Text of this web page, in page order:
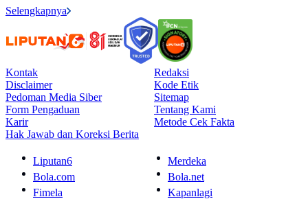
Selengkapnya
Kontak
Redaksi
Disclaimer
Kode Etik
Pedoman Media Siber
Sitemap
Form Pengaduan
Tentang Kami
Karir
Metode Cek Fakta
Hak Jawab dan Koreksi Berita
Liputan6
Merdeka
Bola.com
Bola.net
Fimela
Kapanlagi